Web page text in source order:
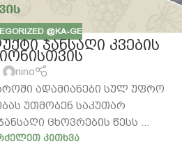
@KA-GE
ᲯᲐᲜᲡᲐᲦᲘ ᲙᲕᲔᲑᲘᲡ
nino
ადამიანები სულ უფრო
უთმობენ საკუთარ
ცხოვრების წესს ...
ᲙᲘᲗᲮᲕᲐ